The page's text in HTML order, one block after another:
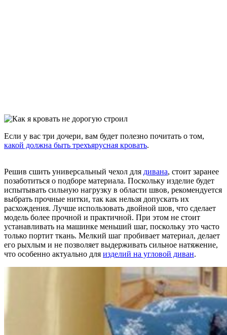
Если у вас три дочери, вам будет полезно почитать о том,
какой должна быть трехъярусная кровать.
Решив сшить универсальный чехол для дивана, стоит заранее
позаботиться о подборе материала. Поскольку изделие будет
испытывать сильную нагрузку в области швов, рекомендуется
выбрать прочные нитки, так как нельзя допускать их
расхождения. Лучше использовать двойной шов, что сделает
модель более прочной и практичной. При этом не стоит
устанавливать на машинке меньший шаг, поскольку это часто
только портит ткань. Мелкий шаг пробивает материал, делает
его рыхлым и не позволяет выдерживать сильное натяжение,
что особенно актуально для изделий на угловой диван.